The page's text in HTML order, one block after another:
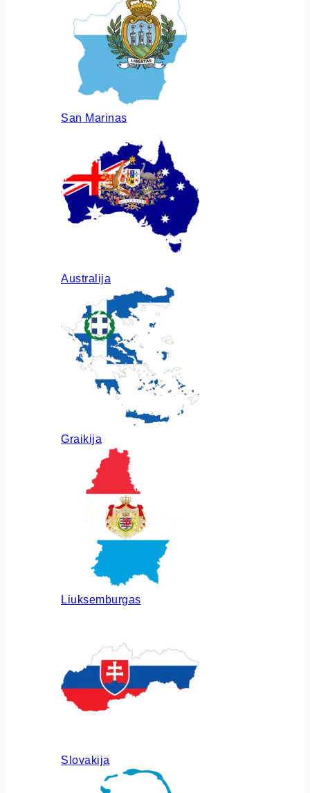
San Marinas
Australija
Graikija
Liuksemburgas
Slovakija